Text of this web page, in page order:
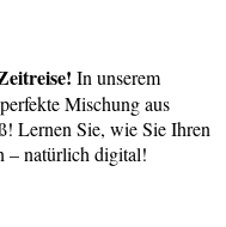
In unserem
Mischung aus
Lernen Sie, wie Sie Ihren
– natürlich digital!